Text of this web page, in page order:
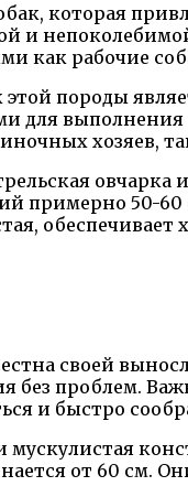
которая
и
как рабочие
породы
для
хозяев,
овчарка
примерно 50-60
своей
без проблем.
и быстро
от 60